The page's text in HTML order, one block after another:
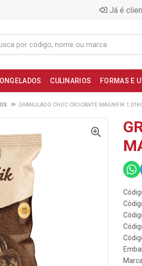
Já é
CULINARIOS FORMAS E
GRANULADO CHOC CROCANTE MAGNIFIK